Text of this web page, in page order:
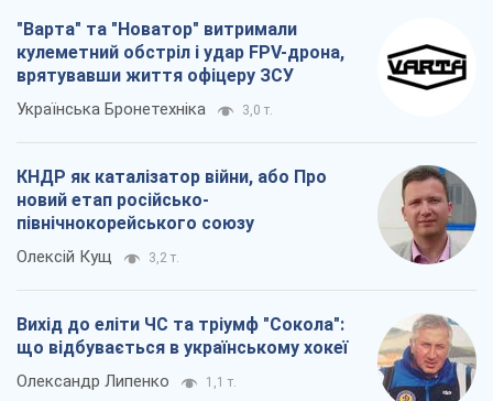
"Варта" та "Новатор" витримали
кулеметний обстріл і удар FPV-дрона,
врятувавши життя офіцеру ЗСУ
Українська Бронетехніка 3,0 т.
КНДР як каталізатор війни, або Про
новий етап російсько-
північнокорейського союзу
Олексій Кущ 3,2 т.
Вихід до еліти ЧС та тріумф "Сокола":
що відбувається в українському хокеї
Олександр Липенко 1,1 т.